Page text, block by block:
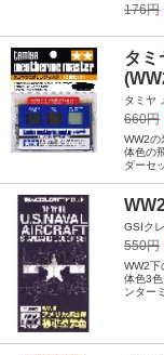
176円
タミ
タミヤ
660円
WW2の
体色の
ダーセ
GSIク
550円
WW2下
体色3
ンター